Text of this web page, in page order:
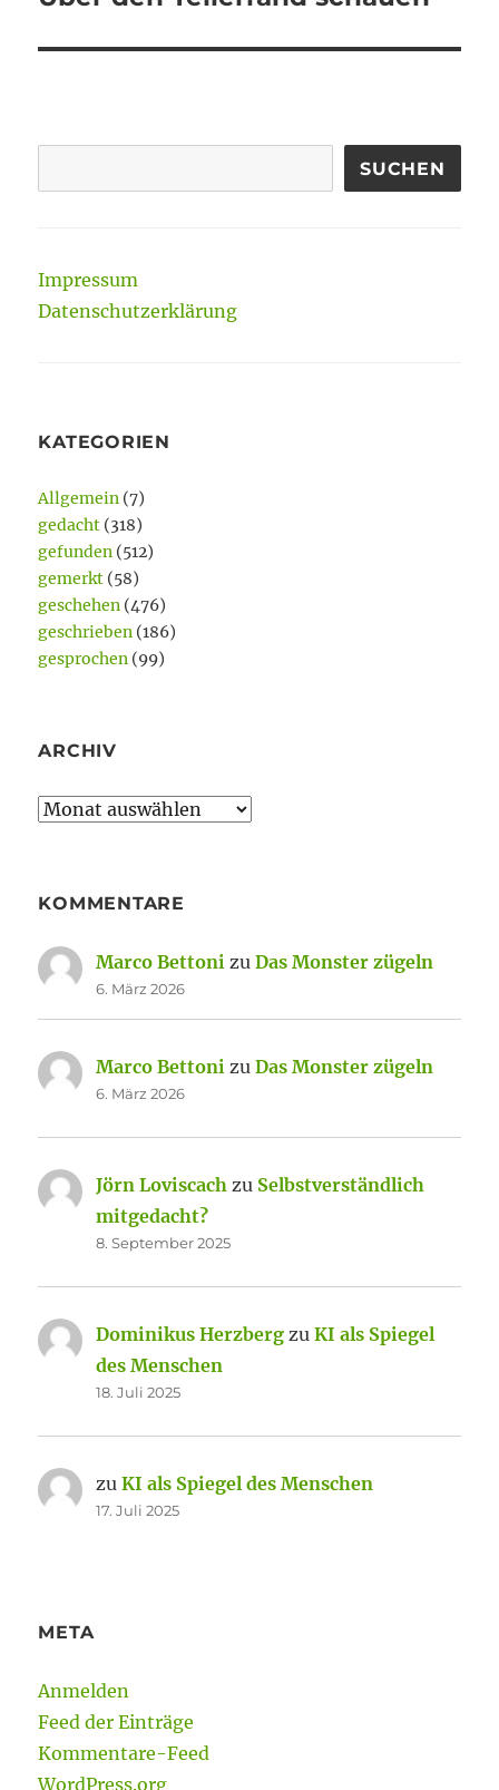
SUCHEN
Impressum
Datenschutzerklärung
KATEGORIEN
Allgemein (7)
gedacht (318)
gefunden (512)
gemerkt (58)
geschehen (476)
geschrieben (186)
gesprochen (99)
ARCHIV
Archiv
KOMMENTARE
Marco Bettoni zuDas Monster zügeln
6. März 2026
Marco Bettoni zuDas Monster zügeln
6. März 2026
Jörn Loviscach zu Selbstverständlich
mitgedacht?
8. September 2025
Dominikus Herzberg zuKI als Spiegel
des Menschen
18. Juli 2025
zuKI als Spiegel des Menschen
17. Juli 2025
META
Anmelden
Feed der Einträge
Kommentare-Feed
WordPress.org